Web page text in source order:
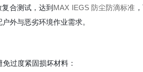
合测试，达到 MAX IEGS 防尘防滴标准
外与恶劣环境作业需求。
过度紧固损坏材料：